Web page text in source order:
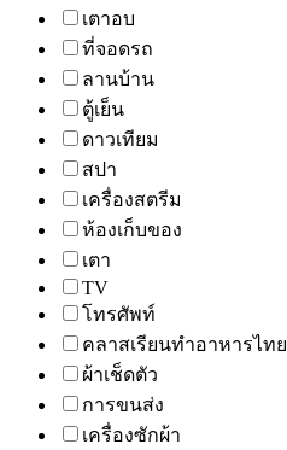
เตาอบ
ที่จอดรถ
ลานบ้าน
ตู้เย็น
ดาวเทียม
สปา
เครื่องสตรีม
ห้องเก็บของ
เตา
TV
โทรศัพท์
คลาสเรียนทำอาหารไทย
ผ้าเช็ดตัว
การขนส่ง
เครื่องซักผ้า